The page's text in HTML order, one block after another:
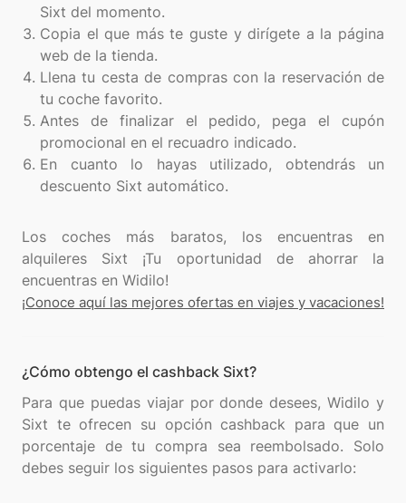
Sixt del momento.
Copia el que más te guste y dirígete a la página
web de la tienda.
Llena tu cesta de compras con la reservación de
tu coche favorito.
Antes de finalizar el pedido, pega el cupón
promocional en el recuadro indicado.
En cuanto lo hayas utilizado, obtendrás un
descuento Sixt automático.
Los coches más baratos, los encuentras en
alquileres Sixt ¡Tu oportunidad de ahorrar la
¡Conoce aquí las mejores ofertas en viajes y vacaciones!
¿Cómo obtengo el cashback Sixt?
Para que puedas viajar por donde desees, Widilo y
Sixt te ofrecen su opción cashback para que un
porcentaje de tu compra sea reembolsado. Solo
debes seguir los siguientes pasos para activarlo: